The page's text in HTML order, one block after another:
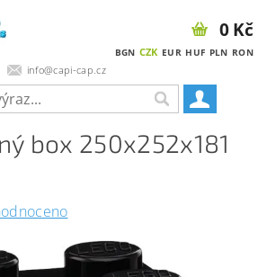
info@capi-cap.cz
BGN CZK EUR HUF PLN RON
0 Kč
box 250x252x181